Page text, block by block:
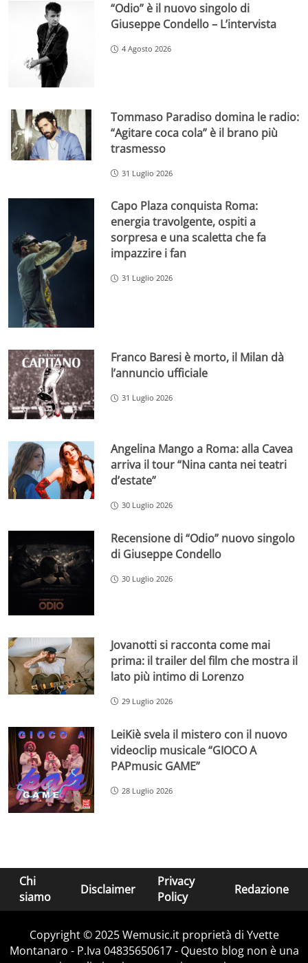
“Odio” è il nuovo singolo di
Giuseppe Condello – L’intervista
4 Agosto 2026
Tommaso Paradiso domina le radio:
“Agitare coca cola” è il brano più
trasmesso
31 Luglio 2026
Capo Plaza conquista Roma:
energia travolgente, ospiti a
sorpresa e una scaletta che fa
impazzire i fan
31 Luglio 2026
Franco Baresi è morto, il Milan dà
l’annuncio ufficiale
31 Luglio 2026
Angelina Mango a Roma: alla Cavea
arriva il tour “Nina canta nei teatri
d’estate”
30 Luglio 2026
Recensione di “Odio” nuovo singolo
di Giuseppe Condello
30 Luglio 2026
Jovanotti si racconta come mai
prima: il trailer del film che mostra il
lato più intimo di Lorenzo
29 Luglio 2026
LeiKiè svela il mistero con il nuovo
videoclip musicale “GIOCO A
PAPmusic GAME”
28 Luglio 2026
Chi
siamo
Disclaimer
Privacy
Policy
Redazione
Copyright © 2025 Wemusic.it proprietà di Yvette
Montanaro - P.Iva 04835650617 - Questo blog non è una